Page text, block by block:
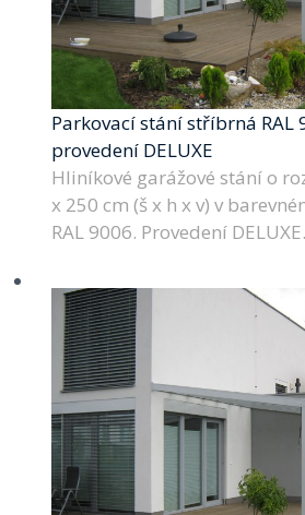
Parkovací stání stříbrná RAL
provedení DELUXE
Hliníkové garážové stání o
x 250 cm (š x h x v) v
RAL 9006. Provedení DELUXE.